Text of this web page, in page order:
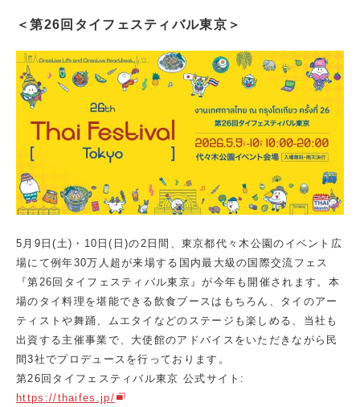
＜第26回タイフェスティバル東京＞
5月9日(土)・10日(日)の2日間、東京都代々木公園のイベント広
場にて例年30万人超が来場する国内最大級の国際交流フェス
『第26回タイフェスティバル東京』が今年も開催されます。本
場のタイ料理を堪能できる飲食ブースはもちろん、タイのアー
ティストや舞踊、ムエタイなどのステージも楽しめる、当社も
出資する主催事業で、大使館のアドバイスをいただきながら民
間3社でプロデュースを行っております。
第26回タイフェスティバル東京 公式サイト:
https://thaifes.jp/